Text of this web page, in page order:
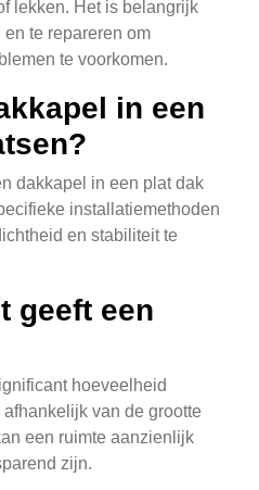
lekken. Het is belangrijk
te repareren om
te voorkomen.
in een
dakkapel in een plat dak
installatiemethoden
en stabiliteit te
geeft een
hoeveelheid
van de grootte
een ruimte aanzienlijk
zijn.